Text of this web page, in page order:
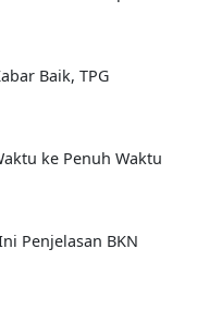
Baik, TPG
ke Penuh Waktu
Penjelasan BKN